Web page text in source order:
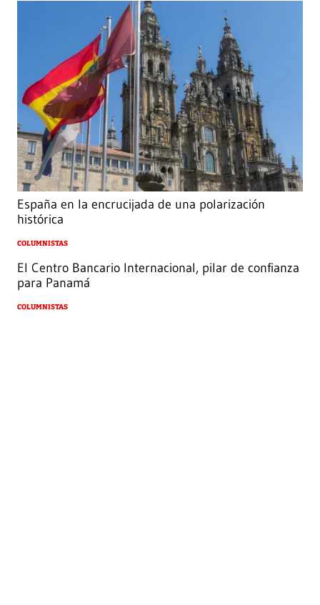
España en la encrucijada de una polarización
histórica
COLUMNISTAS
El Centro Bancario Internacional, pilar de confianza
para Panamá
COLUMNISTAS